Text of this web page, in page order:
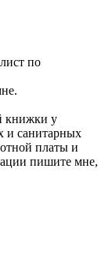
по
книжки у
и санитарных
платы и
пишите мне,